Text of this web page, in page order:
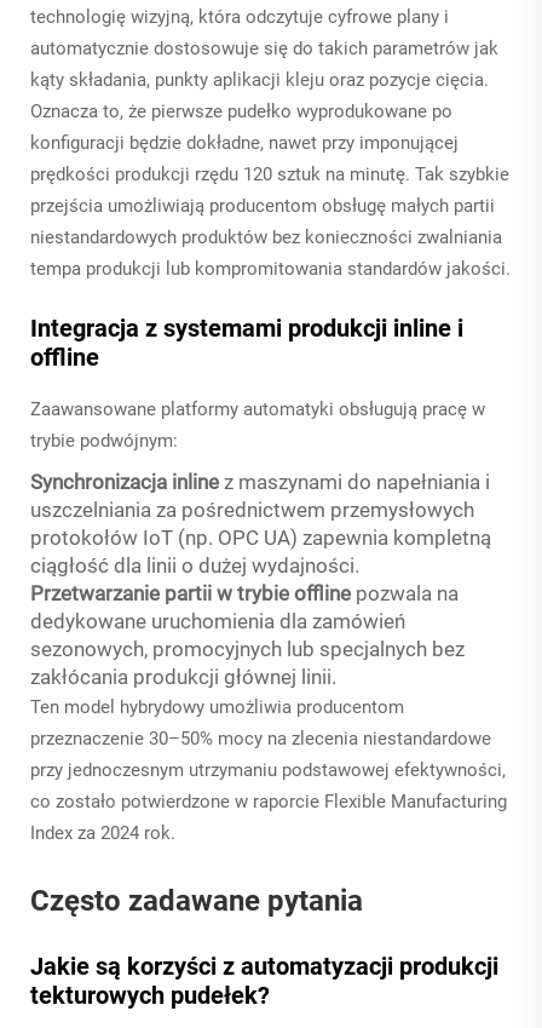
technologię wizyjną, która odczytuje cyfrowe plany i
automatycznie dostosowuje się do takich parametrów jak
kąty składania, punkty aplikacji kleju oraz pozycje cięcia.
Oznacza to, że pierwsze pudełko wyprodukowane po
konfiguracji będzie dokładne, nawet przy imponującej
prędkości produkcji rzędu 120 sztuk na minutę. Tak szybkie
przejścia umożliwiają producentom obsługę małych partii
niestandardowych produktów bez konieczności zwalniania
tempa produkcji lub kompromitowania standardów jakości.
Integracja z systemami produkcji inline i
offline
Zaawansowane platformy automatyki obsługują pracę w
trybie podwójnym:
Synchronizacja inline z maszynami do napełniania i
uszczelniania za pośrednictwem przemysłowych
protokołów IoT (np. OPC UA) zapewnia kompletną
ciągłość dla linii o dużej wydajności.
Przetwarzanie partii w trybie offline pozwala na
dedykowane uruchomienia dla zamówień
sezonowych, promocyjnych lub specjalnych bez
zakłócania produkcji głównej linii.
Ten model hybrydowy umożliwia producentom
przeznaczenie 30–50% mocy na zlecenia niestandardowe
przy jednoczesnym utrzymaniu podstawowej efektywności,
co zostało potwierdzone w raporcie Flexible Manufacturing
Index za 2024 rok.
Często zadawane pytania
Jakie są korzyści z automatyzacji produkcji
tekturowych pudełek?